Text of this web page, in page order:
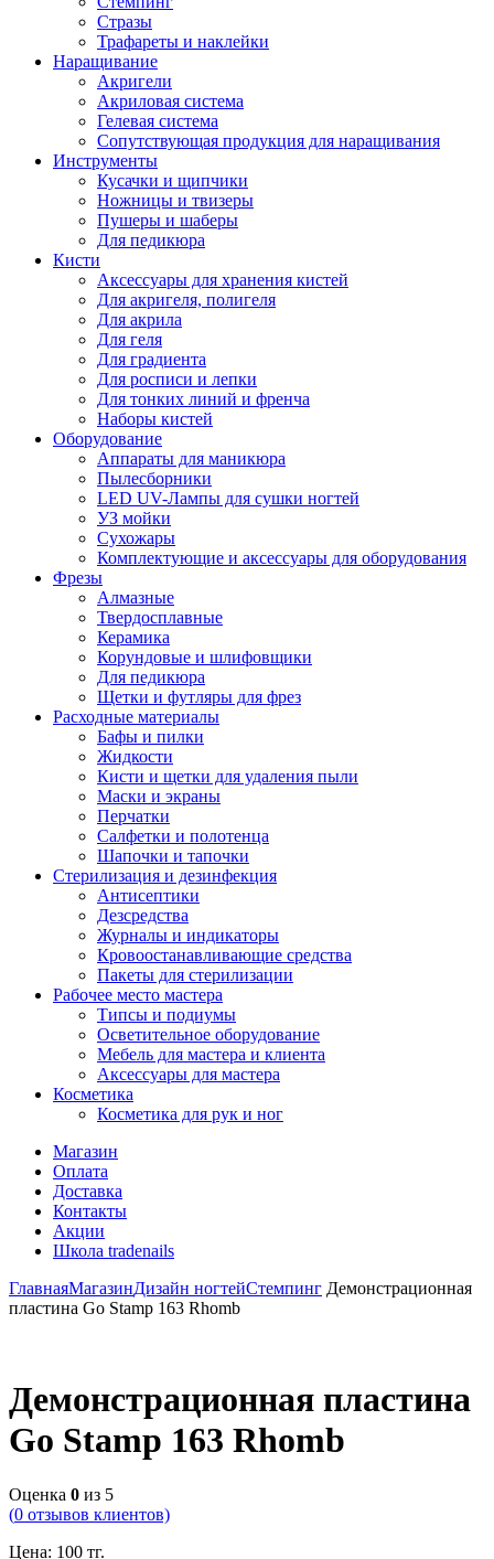
Стразы
Трафареты и наклейки
Наращивание
Акригели
Акриловая система
Гелевая система
Сопутствующая продукция для наращивания
Инструменты
Кусачки и щипчики
Ножницы и твизеры
Пушеры и шаберы
Для педикюра
Кисти
Аксессуары для хранения кистей
Для акригеля, полигеля
Для акрила
Для геля
Для градиента
Для росписи и лепки
Для тонких линий и френча
Наборы кистей
Оборудование
Аппараты для маникюра
Пылесборники
LED UV-Лампы для сушки ногтей
УЗ мойки
Сухожары
Комплектующие и аксессуары для оборудования
Фрезы
Алмазные
Твердосплавные
Керамика
Корундовые и шлифовщики
Для педикюра
Щетки и футляры для фрез
Расходные материалы
Бафы и пилки
Жидкости
Кисти и щетки для удаления пыли
Маски и экраны
Перчатки
Салфетки и полотенца
Шапочки и тапочки
Стерилизация и дезинфекция
Антисептики
Дезсредства
Журналы и индикаторы
Кровоостанавливающие средства
Пакеты для стерилизации
Рабочее место мастера
Типсы и подиумы
Осветительное оборудование
Мебель для мастера и клиента
Аксессуары для мастера
Косметика
Косметика для рук и ног
Магазин
Оплата
Доставка
Контакты
Акции
Школа tradenails
ГлавнаяМагазинДизайн ногтейСтемпинг Демонстрационная
пластина Go Stamp 163 Rhomb
Демонстрационная пластина
Go Stamp 163 Rhomb
Оценка 0 из 5
(0 отзывов клиентов)
Цена: 100 тг.